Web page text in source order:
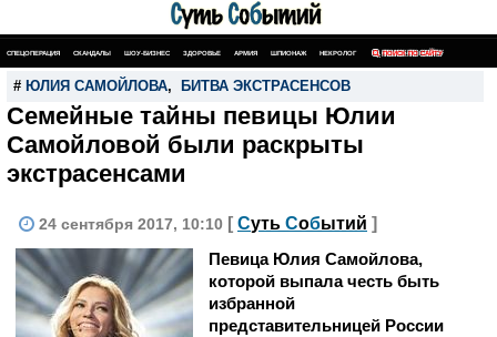
СПЕЦОПЕРАЦИЯ СКАНДАЛЫ ШОУ-БИЗНЕС ЗДОРОВЬЕ АРМИЯ ШПИОНАЖ НЕКРОЛОГ ПОИСК ПО САЙТУ
# ЮЛИЯ САМОЙЛОВА, БИТВА ЭКСТРАСЕНСОВ
Семейные тайны певицы Юлии
Самойловой были раскрыты
экстрасенсами
24 сентября 2017, 10:10 [ Суть Событий ]
Певица Юлия Самойлова,
которой выпала честь быть
избранной
представительницей России